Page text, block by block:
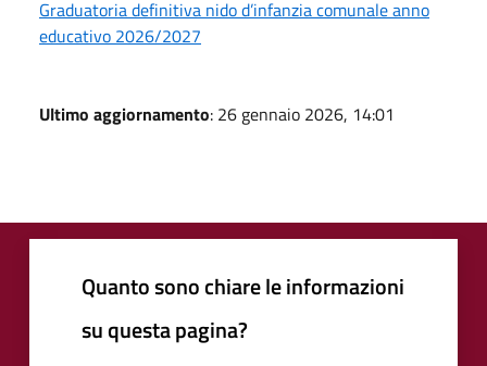
Graduatoria definitiva nido d’infanzia comunale anno
educativo 2026/2027
Ultimo aggiornamento: 26 gennaio 2026, 14:01
Quanto sono chiare le informazioni
su questa pagina?